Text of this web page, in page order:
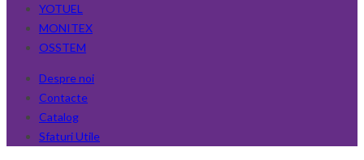
YOTUEL
MONITEX
OSSTEM
Despre noi
Contacte
Catalog
Sfaturi Utile